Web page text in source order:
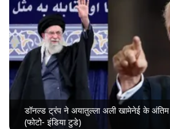
डॉनल्ड ट्रंप ने अयातुल्ला अली खामेनेई के
(फोटो- इंडिया टुडे)